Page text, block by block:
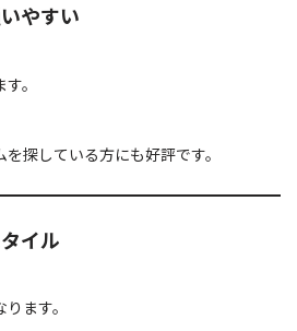
やすい
。
探している方にも好評です。
イル
ます。